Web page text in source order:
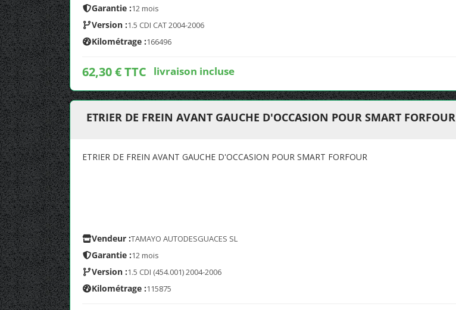
Garantie :12 mois
Version :1.5 CDI CAT 2004-2006
Kilométrage :166496
62,30 € TTC livraison incluse
ETRIER DE FREIN AVANT GAUCHE D'OCCASION POUR SMART FORFOUR
ETRIER DE FREIN AVANT GAUCHE D'OCCASION POUR SMART FORFOUR
Vendeur :TAMAYO AUTODESGUACES SL
Garantie :12 mois
Version :1.5 CDI (454.001) 2004-2006
Kilométrage :115875